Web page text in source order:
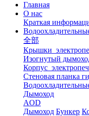
Главная
О нас
Краткая
全部
Крышки
Изогнутый
Корпус
Стеновая планка
Дымоход
AOD
Дымоход Бункер